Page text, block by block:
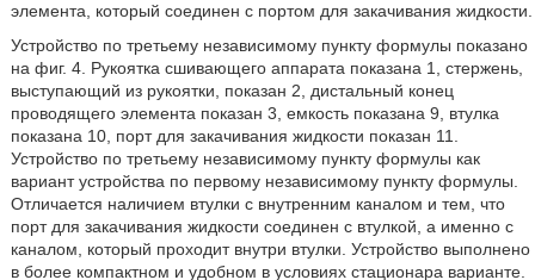
элемента, который соединен с портом для закачивания жидкости.
Устройство по третьему независимому пункту формулы показано
на фиг. 4. Рукоятка сшивающего аппарата показана 1, стержень,
выступающий из рукоятки, показан 2, дистальный конец
проводящего элемента показан 3, емкость показана 9, втулка
показана 10, порт для закачивания жидкости показан 11.
Устройство по третьему независимому пункту формулы как
вариант устройства по первому независимому пункту формулы.
Отличается наличием втулки с внутренним каналом и тем, что
порт для закачивания жидкости соединен с втулкой, а именно с
каналом, который проходит внутри втулки. Устройство выполнено
в более компактном и удобном в условиях стационара варианте.